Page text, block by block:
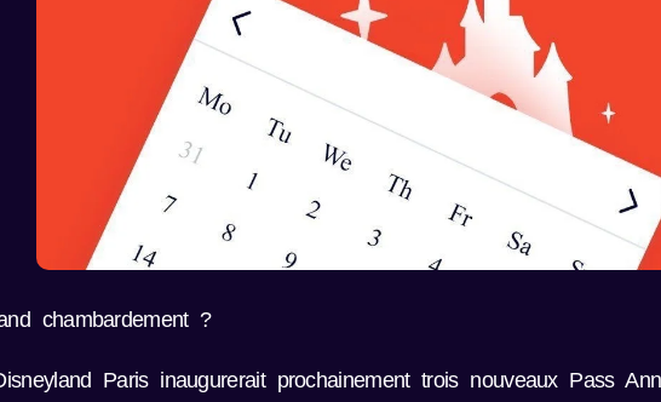
chambardement ?
Paris inaugurerait prochainement trois nouveaux Pass